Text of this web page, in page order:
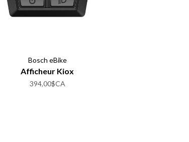
Bosch eBike
Afficheur Kiox
394,00$CA